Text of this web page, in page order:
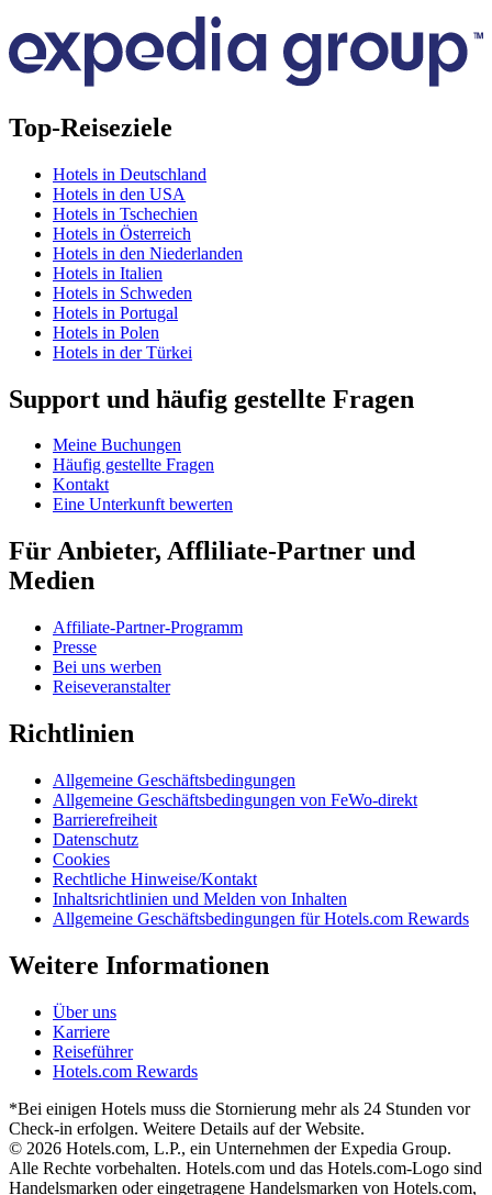
Top-Reiseziele
Hotels in Deutschland
Hotels in den USA
Hotels in Tschechien
Hotels in Österreich
Hotels in den Niederlanden
Hotels in Italien
Hotels in Schweden
Hotels in Portugal
Hotels in Polen
Hotels in der Türkei
Support und häufig gestellte Fragen
Meine Buchungen
Häufig gestellte Fragen
Kontakt
Eine Unterkunft bewerten
Für Anbieter, Affliliate-Partner und
Medien
Affiliate-Partner-Programm
Presse
Bei uns werben
Reiseveranstalter
Richtlinien
Allgemeine Geschäftsbedingungen
Allgemeine Geschäftsbedingungen von FeWo-direkt
Barrierefreiheit
Datenschutz
Cookies
Rechtliche Hinweise/Kontakt
Inhaltsrichtlinien und Melden von Inhalten
Allgemeine Geschäftsbedingungen für Hotels.com Rewards
Weitere Informationen
Über uns
Karriere
Reiseführer
Hotels.com Rewards
*Bei einigen Hotels muss die Stornierung mehr als 24 Stunden vor
Check-in erfolgen. Weitere Details auf der Website.
© 2026 Hotels.com, L.P., ein Unternehmen der Expedia Group.
Alle Rechte vorbehalten. Hotels.com und das Hotels.com-Logo sind
Handelsmarken oder eingetragene Handelsmarken von Hotels.com,